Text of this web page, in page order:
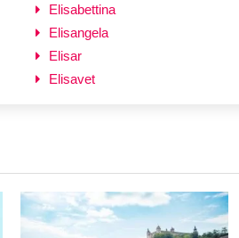
Elisabettina
Elisangela
Elisar
Elisavet